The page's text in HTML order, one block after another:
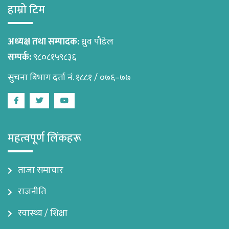
हाम्रो टिम
अध्यक्ष तथा सम्पादक:ध्रुव पौडेल
सम्पर्क:९८०८१५९८३६
सुचना बिभाग दर्ता नं. १८८१ / ०७६–७७
FacebookTwitterYoutube
महत्वपूर्ण लिंकहरू
ताजा समाचार
राजनीति
स्वास्थ्य / शिक्षा